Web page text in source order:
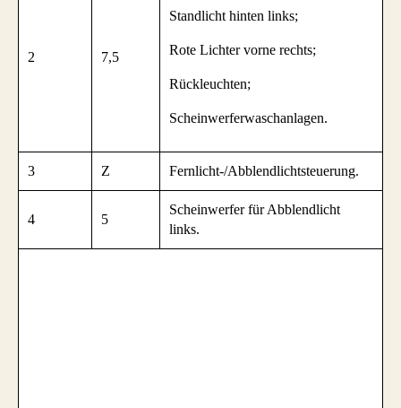
2 7,5
Standlicht hinten links;
Rote Lichter vorne rechts;
Rückleuchten;
Scheinwerferwaschanlagen.
3 Z Fernlicht-/Abblendlichtsteuerung.
4 5
Scheinwerfer für Abblendlicht
links.